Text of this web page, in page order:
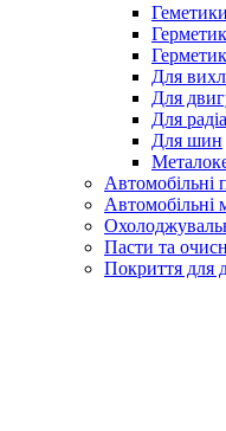
Для
Для
Для
Для шин
Автомобільні
Автомобільні
Пасти та
Покриття для